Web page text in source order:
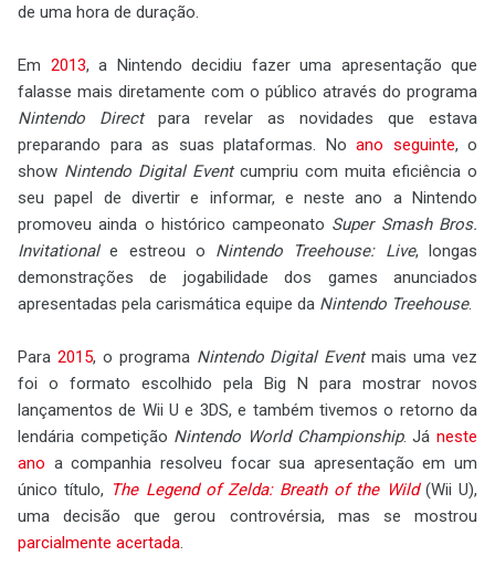
de uma hora de duração.
Em 2013, a Nintendo decidiu fazer uma apresentação que
falasse mais diretamente com o público através do programa
Nintendo Directpara revelar as novidades que estava
preparando para as suas plataformas. No ano seguinte, o
show Nintendo Digital Eventcumpriu com muita eficiência o
seu papel de divertir e informar, e neste ano a Nintendo
promoveu ainda o histórico campeonato Super Smash Bros.
Invitationale estreou o Nintendo Treehouse: Live, longas
demonstrações de jogabilidade dos games anunciados
apresentadas pela carismática equipe da Nintendo Treehouse.
Para 2015, o programa Nintendo Digital Eventmais uma vez
foi o formato escolhido pela Big N para mostrar novos
lançamentos de Wii U e 3DS, e também tivemos o retorno da
lendária competição Nintendo World Championship. Jáneste
ano a companhia resolveu focar sua apresentação em um
único título, The Legend of Zelda: Breath of the Wild(Wii U),
uma decisão que gerou controvérsia, mas se mostrou
parcialmente acertada.